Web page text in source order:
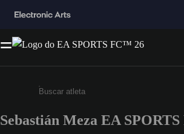
Insira pelo menos 3 caracteres
Sebastián Meza EA